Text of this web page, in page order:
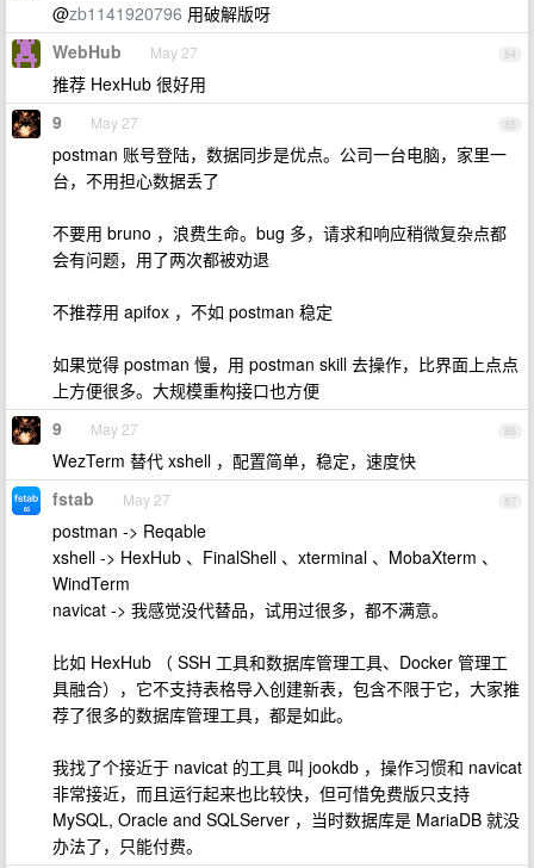
@zb1141920796 用破解版呀
84
WebHub May 27
推荐 HexHub 很好用
85
9 May 27
postman 账号登陆，数据同步是优点。公司一台电脑，家里一
台，不用担心数据丢了
不要用 bruno ，浪费生命。bug 多，请求和响应稍微复杂点都
会有问题，用了两次都被劝退
不推荐用 apifox ，不如 postman 稳定
如果觉得 postman 慢，用 postman skill 去操作，比界面上点点
上方便很多。大规模重构接口也方便
86
9 May 27
WezTerm 替代 xshell ，配置简单，稳定，速度快
87
fstab May 27
postman -> Reqable
xshell -> HexHub 、FinalShell 、xterminal 、MobaXterm 、
WindTerm
navicat -> 我感觉没代替品，试用过很多，都不满意。
比如 HexHub （ SSH 工具和数据库管理工具、Docker 管理工
具融合），它不支持表格导入创建新表，包含不限于它，大家推
荐了很多的数据库管理工具，都是如此。
我找了个接近于 navicat 的工具 叫 jookdb ，操作习惯和 navicat
非常接近，而且运行起来也比较快，但可惜免费版只支持
MySQL, Oracle and SQLServer ，当时数据库是 MariaDB 就没
办法了，只能付费。